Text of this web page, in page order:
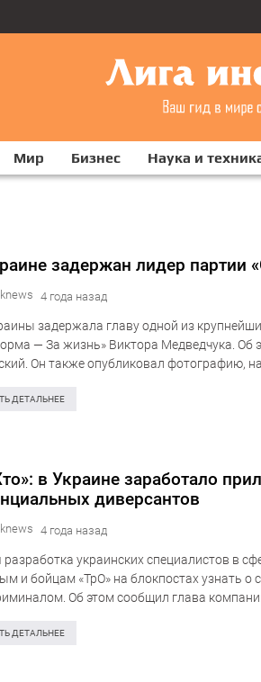
Мир Бизнес Наука и
задержан лидер
4 года назад
задержала главу одной из
— За жизнь» Виктора Медведчука. Об
Он также опубликовал фотографию,
ДЕТАЛЬНЕЕ
в Украине заработало
диверсантов
4 года назад
разработка украинских специалистов в
и бойцам «ТрО» на блокпостах узнать о
Об этом сообщил глава
ДЕТАЛЬНЕЕ